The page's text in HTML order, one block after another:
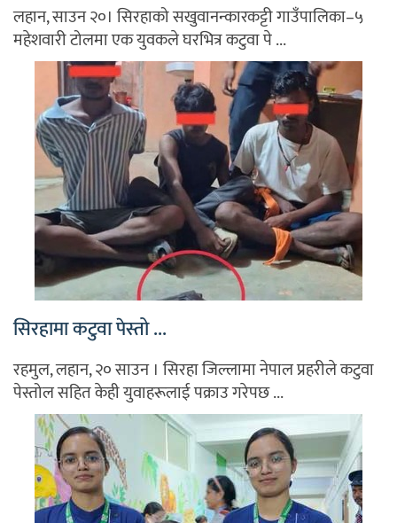
लहान, साउन २०। सिरहाको सखुवानन्कारकट्टी गाउँपालिका–५
महेशवारी टोलमा एक युवकले घरभित्र कटुवा पे ...
सिरहामा कटुवा पेस्तो ...
रहमुल, लहान, २० साउन । सिरहा जिल्लामा नेपाल प्रहरीले कटुवा
पेस्तोल सहित केही युवाहरूलाई पक्राउ गरेपछ ...